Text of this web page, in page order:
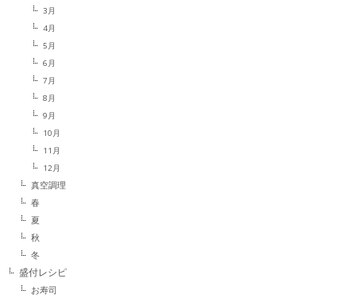
3月
4月
5月
6月
7月
8月
9月
10月
11月
12月
真空調理
春
夏
秋
冬
盛付レシピ
お寿司